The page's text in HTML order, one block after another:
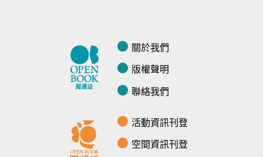
關於我們
版權聲明
聯絡我們
活動資訊刊登
空間資訊刊登